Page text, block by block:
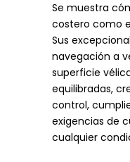
Se muestra
costero como
Sus
navegación a
superficie
equilibradas,
control,
exigencias de
cualquier